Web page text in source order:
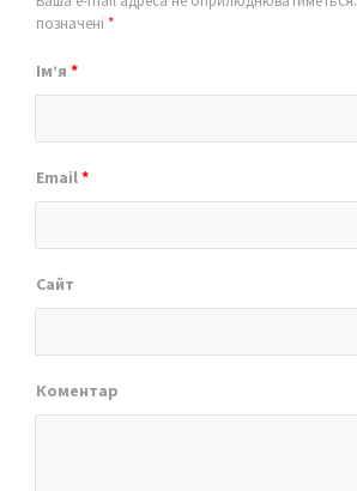
позначені *
Ім’я *
Email*
Сайт
Коментар